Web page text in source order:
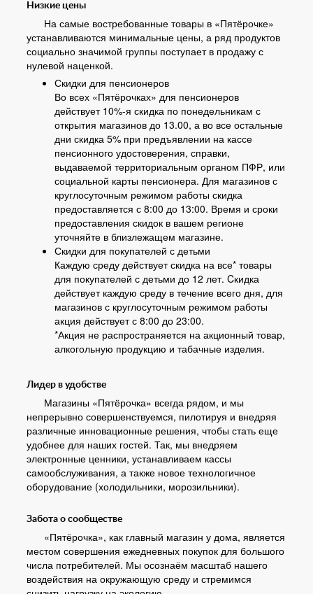
Низкие цены
На самые востребованные товары в «Пятёрочке»
устанавливаются минимальные цены, а ряд продуктов
социально значимой группы поступает в продажу с
нулевой наценкой.
Скидки для пенсионеров
Во всех «Пятёрочках» для пенсионеров
действует 10%-я скидка по понедельникам с
открытия магазинов до 13.00, а во все остальные
дни скидка 5% при предъявлении на кассе
пенсионного удостоверения, справки,
выдаваемой территориальным органом ПФР, или
социальной карты пенсионера. Для магазинов с
круглосуточным режимом работы скидка
предоставляется с 8:00 до 13:00. Время и сроки
предоставления скидок в вашем регионе
уточняйте в близлежащем магазине.
Скидки для покупателей с детьми
Каждую среду действует скидка на все* товары
для покупателей с детьми до 12 лет. Cкидка
действует каждую среду в течение всего дня, для
магазинов с круглосуточным режимом работы
акция действует с 8:00 до 23:00.
*Акция не распространяется на акционный товар,
алкогольную продукцию и табачные изделия.
Лидер в удобстве
Магазины «Пятёрочка» всегда рядом, и мы
непрерывно совершенствуемся, пилотируя и внедряя
различные инновационные решения, чтобы стать еще
удобнее для наших гостей. Так, мы внедряем
электронные ценники, устанавливаем кассы
самообслуживания, а также новое технологичное
оборудование (холодильники, морозильники).
Забота о сообществе
«Пятёрочка», как главный магазин у дома, является
местом совершения ежедневных покупок для большого
числа потребителей. Мы осознаём масштаб нашего
воздействия на окружающую среду и стремимся